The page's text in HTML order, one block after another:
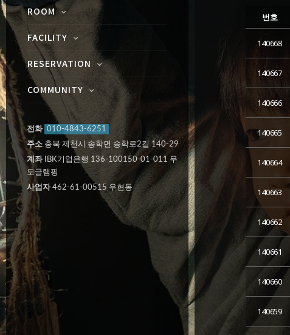
ROOM
FACILITY
RESERVATION
COMMUNITY
전화 010-4843-6251
주소 충북 제천시 송학면 송학로2길 140-29
계좌IBK기업은행 136-100150-01-011 무
도글램핑
사업자462-61-00515 우현동
번호
140668
140667
140666
140665
140664
140663
140662
140661
140660
140659